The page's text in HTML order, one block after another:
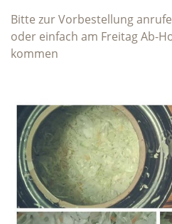
Bitte zur Vorbestellung
oder einfach am Freitag Ab-
kommen